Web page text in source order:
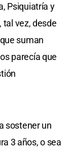
Psiquiatría y
tal vez, desde
suman
parecía que
sostener un
3 años, o sea